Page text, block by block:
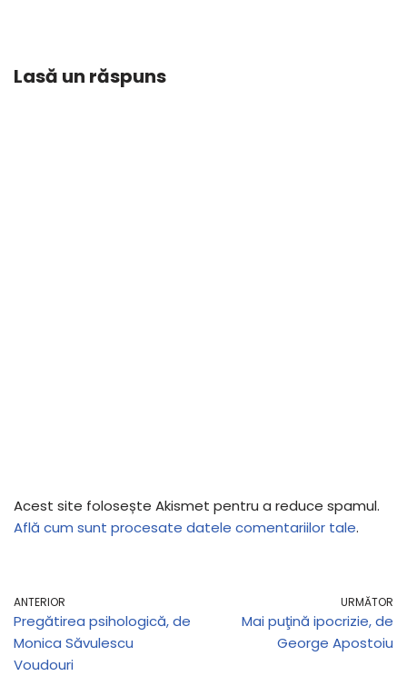
Lasă un răspuns
Acest site folosește Akismet pentru a reduce spamul.
Află cum sunt procesate datele comentariilor tale.
ANTERIOR
Pregătirea psihologică, de
Monica Săvulescu
Voudouri
URMĂTOR
Mai puţină ipocrizie, de
George Apostoiu